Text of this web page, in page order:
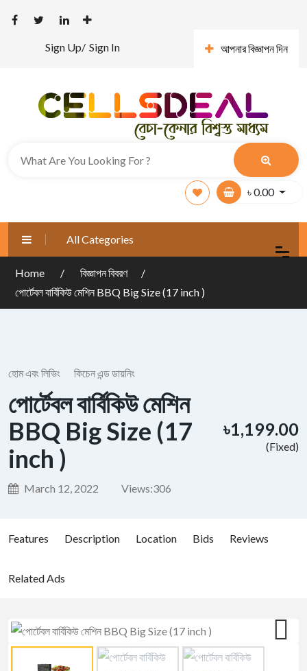
Sign Up/ Sign In আপনার বিজ্ঞাপন দিন
৳0.00
All Categories
Home
বিজ্ঞাপন বিবরণ
পোর্টেবল বার্বিকিউ মেশিন BBQ Big Size (17 inch )
হোম এবং লিভিং কিচেন এন্ড ডায়নিং
পোর্টেবল বার্বিকিউ মেশিন
BBQ Big Size (17
inch )
March 12, 2022 Views:306
৳1,199.00
(Fixed)
Features Description Location Bids Reviews
Related Ads